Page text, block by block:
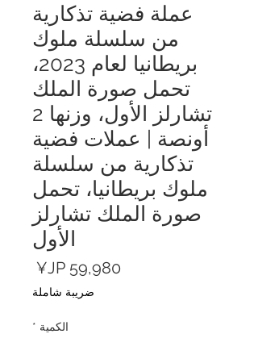
عملة فضية تذكارية
من سلسلة ملوك
بريطانيا لعام 2023،
تحمل صورة الملك
تشارلز الأول، وزنها 2
أونصة | عملات فضية
تذكارية من سلسلة
ملوك بريطانيا، تحمل
صورة الملك تشارلز
الأول
ضريبة شاملة
الكمية *